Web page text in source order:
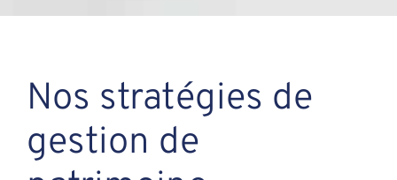
Nos stratégies de
gestion de